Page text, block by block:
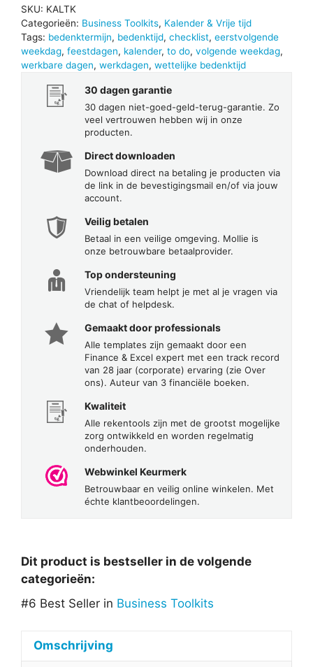
SKU: KALTK
Categorieën: Business Toolkits, Kalender & Vrije tijd
Tags: bedenktermijn, bedenktijd, checklist, eerstvolgende
weekdag, feestdagen, kalender, to do, volgende weekdag,
werkbare dagen, werkdagen, wettelijke bedenktijd
30 dagen garantie
30 dagen niet-goed-geld-terug-garantie. Zo
veel vertrouwen hebben wij in onze
producten.
Direct downloaden
Download direct na betaling je producten via
de link in de bevestigingsmail en/of via jouw
account.
Veilig betalen
Betaal in een veilige omgeving. Mollie is
onze betrouwbare betaalprovider.
Top ondersteuning
Vriendelijk team helpt je met al je vragen via
de chat of helpdesk.
Gemaakt door professionals
Alle templates zijn gemaakt door een
Finance & Excel expert met een track record
van 28 jaar (corporate) ervaring (zie Over
ons). Auteur van 3 financiële boeken.
Kwaliteit
Alle rekentools zijn met de grootst mogelijke
zorg ontwikkeld en worden regelmatig
onderhouden.
Webwinkel Keurmerk
Betrouwbaar en veilig online winkelen. Met
échte klantbeoordelingen.
Dit product is bestseller in de volgende
categorieën:
#6 Best Seller in Business Toolkits
Omschrijving